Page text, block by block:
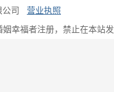
公司 营业执照
幸福者注册，禁止在本站